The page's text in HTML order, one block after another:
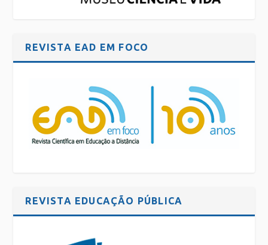
REVISTA EAD EM FOCO
REVISTA EDUCAÇÃO PÚBLICA